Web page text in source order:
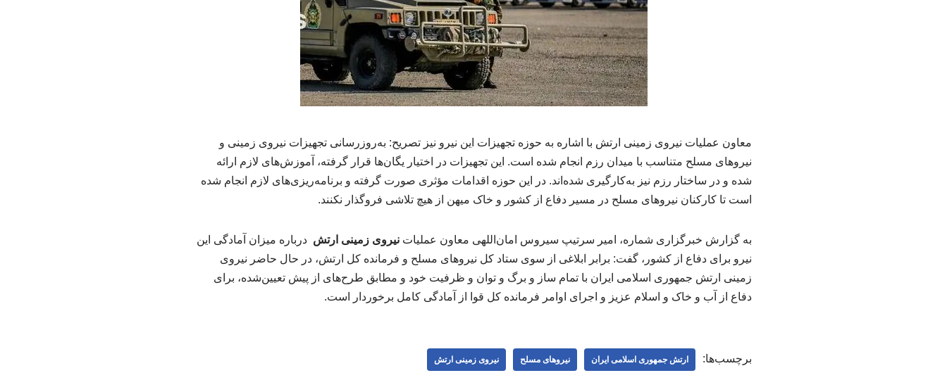
معاون عملیات نیروی زمینی ارتش با اشاره به حوزه تجهیزات این نیرو نیز تصریح: به‌روزرسانی تجهیزات نیروی زمینی و
نیروهای مسلح متناسب با میدان رزم انجام شده است. این تجهیزات در اختیار یگان‌ها قرار گرفته، آموزش‌های لازم ارائه
شده و در ساختار رزم نیز به‌کارگیری شده‌اند. در این حوزه اقدامات مؤثری صورت گرفته و برنامه‌ریزی‌های لازم انجام شده
است تا کارکنان نیروهای مسلح در مسیر دفاع از کشور و خاک میهن از هیچ تلاشی فروگذار نکنند.
به گزارش خبرگزاری شماره، امیر سرتیپ سیروس امان‌اللهی معاون عملیاتنیروی زمینی ارتش درباره میزان آمادگی این
نیرو برای دفاع از کشور، گفت: برابر ابلاغی از سوی ستاد کل نیروهای مسلح و فرمانده کل ارتش، در حال حاضر نیروی
زمینی ارتش جمهوری اسلامی ایران با تمام ساز و برگ و توان و ظرفیت خود و مطابق طرح‌های از پیش تعیین‌شده، برای
دفاع از آب و خاک و اسلام عزیز و اجرای اوامر فرمانده کل قوا از آمادگی کامل برخوردار است.
برچسب‌ها: ارتش جمهوری اسلامی ایران نیروهای مسلح نیروی زمینی ارتش